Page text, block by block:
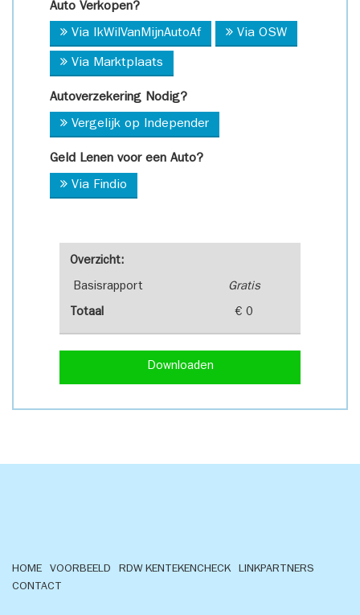
Overzicht:
Basisrapport Gratis
Totaal € 0
Downloaden
Auto Verkopen?
Via IkWilVanMijnAutoAf Via OSW
Via Marktplaats
Autoverzekering Nodig?
Vergelijk op Independer
Geld Lenen voor een Auto?
Via Findio
HOME VOORBEELD RDW KENTEKENCHECK
LINKPARTNERS
CONTACT